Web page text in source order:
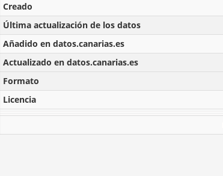
Creado
Última actualización de los datos
Añadido en datos.canarias.es
Actualizado en datos.canarias.es
Formato
Licencia